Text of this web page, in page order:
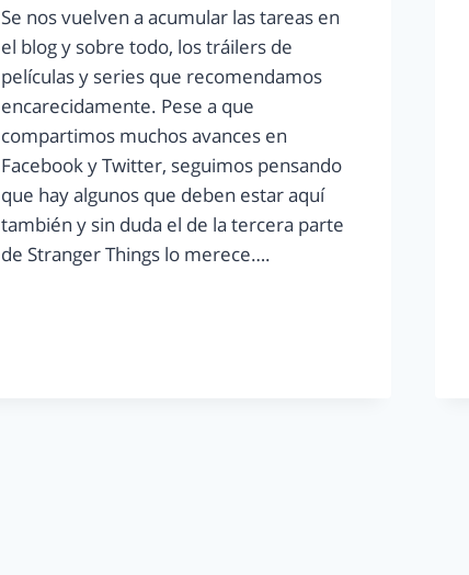
Se nos vuelven a acumular las tareas en
el blog y sobre todo, los tráilers de
películas y series que recomendamos
encarecidamente. Pese a que
compartimos muchos avances en
Facebook y Twitter, seguimos pensando
que hay algunos que deben estar aquí
también y sin duda el de la tercera parte
de Stranger Things lo merece….